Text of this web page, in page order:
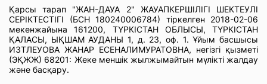
Қарсы тарап "ЖАН-ДАУА 2" ЖАУАПКЕРШІЛІГІ ШЕКТЕУЛІ
СЕРІКТЕСТІГІ (БСН 180240006784) тіркелген 2018-02-06
мекенжайына 161200, ТҮРКІСТАН ОБЛЫСЫ, ТҮРКІСТАН
ҚАЛАСЫ, ЫҚШАМ АУДАНЫ 1, д. 23, оф. 1. Ұйым басшысы
ИЗТЛЕУОВА ЖАНАР ЕСЕНАЛИМУРАТОВНА, негізгі қызметі
(ЭҚЖЖ) 68201: Жеке меншік жылжымайтын мүлікті жалдау
және басқару.